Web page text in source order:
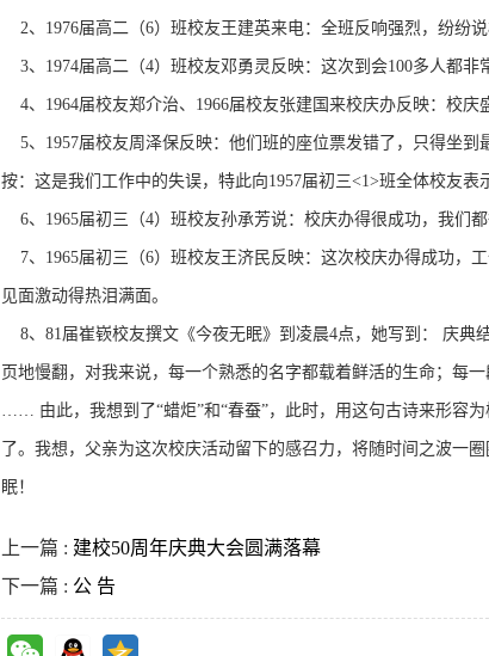
2、1976届高二（6）班校友王建英来电：全班反响强烈，纷纷说
3、1974届高二（4）班校友邓勇灵反映：这次到会100多人都非
4、1964届校友郑介治、1966届校友张建国来校庆办反映：校庆
5、1957届校友周泽保反映：他们班的座位票发错了，只得坐
按：这是我们工作中的失误，特此向1957届初三<1>班全体校友表
6、1965届初三（4）班校友孙承芳说：校庆办得很成功，我们都
7、1965届初三（6）班校友王济民反映：这次校庆办得成功，
见面激动得热泪满面。
8、81届崔嵚校友撰文《今夜无眠》到凌晨4点，她写到： 庆典
页地慢翻，对我来说，每一个熟悉的名字都载着鲜活的生命；每
…… 由此，我想到了“蜡炬”和“春蚕”，此时，用这句古诗来形容
了。我想，父亲为这次校庆活动留下的感召力，将随时间之波
眠！
上一篇 : 建校50周年庆典大会圆满落幕
下一篇 : 公 告